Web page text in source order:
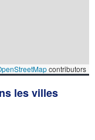
contributors
les villes